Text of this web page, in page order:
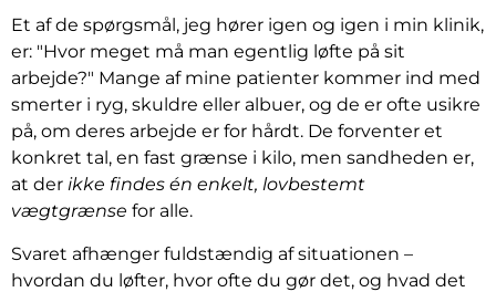
Et af de spørgsmål, jeg hører igen og igen i min klinik,
er: "Hvor meget må man egentlig løfte på sit
arbejde?" Mange af mine patienter kommer ind med
smerter i ryg, skuldre eller albuer, og de er ofte usikre
på, om deres arbejde er for hårdt. De forventer et
konkret tal, en fast grænse i kilo, men sandheden er,
at der ikke findes én enkelt, lovbestemt
vægtgrænse for alle.
Svaret afhænger fuldstændig af situationen –
hvordan du løfter, hvor ofte du gør det, og hvad det